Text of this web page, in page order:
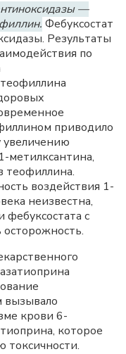
—
Фебуксостат
Результаты
по
приводило
увеличению
метилксантина,
теофиллина.
воздействия 1-
неизвестна,
с
вызывало
крови 6-
которое
токсичности.